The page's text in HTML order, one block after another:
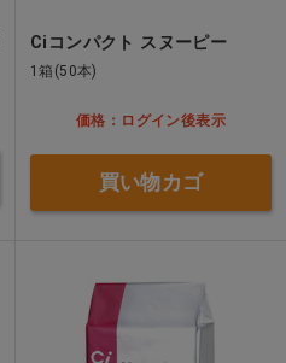
Ciコンパクト スヌーピー
1箱(50本)
価格：ログイン後表示
買い物カゴ